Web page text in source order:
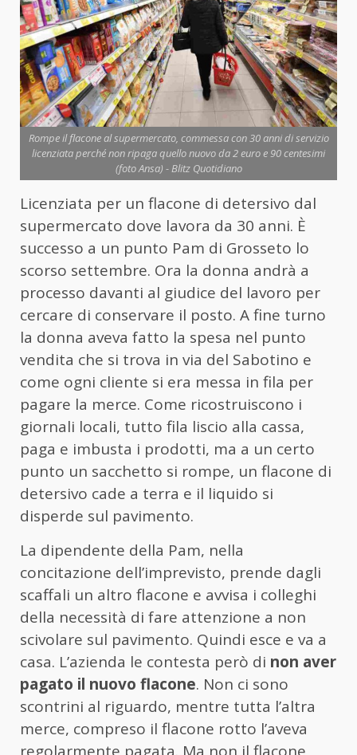
Rompe il flacone al supermercato, commessa con 30 anni di servizio
licenziata perché non ripaga quello nuovo da 2 euro e 90 centesimi
(foto Ansa) - Blitz Quotidiano
Licenziata per un flacone di detersivo dal
supermercato dove lavora da 30 anni. È
successo a un punto Pam di Grosseto lo
scorso settembre. Ora la donna andrà a
processo davanti al giudice del lavoro per
cercare di conservare il posto. A fine turno
la donna aveva fatto la spesa nel punto
vendita che si trova in via del Sabotino e
come ogni cliente si era messa in fila per
pagare la merce. Come ricostruiscono i
giornali locali, tutto fila liscio alla cassa,
paga e imbusta i prodotti, ma a un certo
punto un sacchetto si rompe, un flacone di
detersivo cade a terra e il liquido si
disperde sul pavimento.
La dipendente della Pam, nella
concitazione dell’imprevisto, prende dagli
scaffali un altro flacone e avvisa i colleghi
della necessità di fare attenzione a non
scivolare sul pavimento. Quindi esce e va a
casa. L’azienda le contesta però di non aver
pagato il nuovo flacone. Non ci sono
scontrini al riguardo, mentre tutta l’altra
merce, compreso il flacone rotto l’aveva